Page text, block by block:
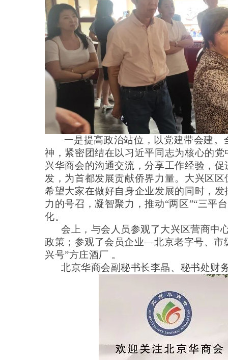
一是提高政治站位，以党建带会建
神，紧密团结在以习近平同志为核心的
兴华商会的沟通交流，分享工作经验，
发，为首都发展贡献侨界力量。大兴区
希望大家在做好自身企业发展的同时，
力的号召，凝智聚力，推动“两区”“三平
化。
会上，与会人员参观了大兴区营商中
政策；参观了会员企业—北京老字号、市
兴号”方庄酒厂 。
北京华商会副秘书长李晶、秘书处财